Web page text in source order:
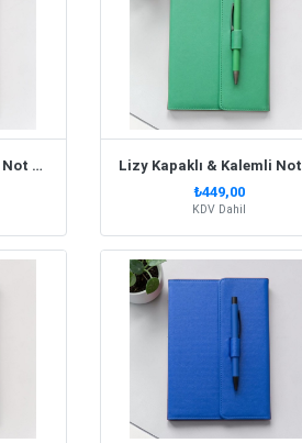
Lizy Kapaklı & Kalemli Not Defteri Soft Pembe
₺449,00
KDV Dahil